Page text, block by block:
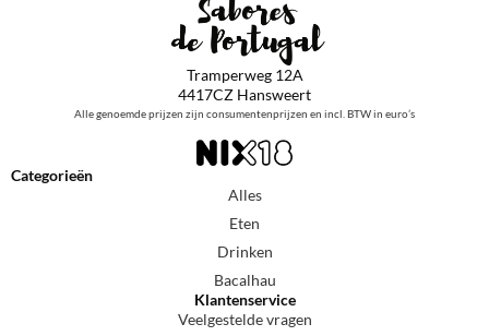
Tramperweg 12A
4417CZ Hansweert
Alle genoemde prijzen zijn consumentenprijzen en incl. BTW in euro’s
Categorieën
Alles
Eten
Drinken
Bacalhau
Klantenservice
Veelgestelde vragen